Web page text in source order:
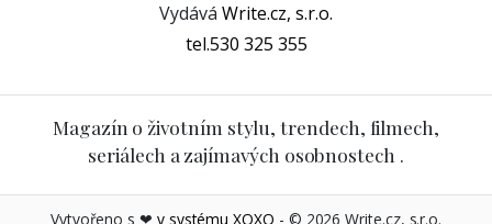
Vydává Write.cz, s.r.o.
tel.530 325 355
Magazín o životním stylu, trendech, filmech,
seriálech a zajímavých osobnostech .
Vytvořeno s ❤ v systému XOXO - © 2026 Write.cz, s.r.o.